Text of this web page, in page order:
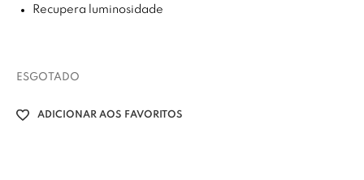
Recupera luminosidade
ESGOTADO
ADICIONAR AOS FAVORITOS